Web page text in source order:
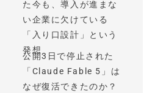
た今も、導入が進まな
い企業に欠けている
「入り口設計」という
発想
公開3日で停止された
「Claude Fable 5」は
なぜ復活できたのか？